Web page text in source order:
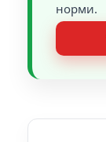
норми.